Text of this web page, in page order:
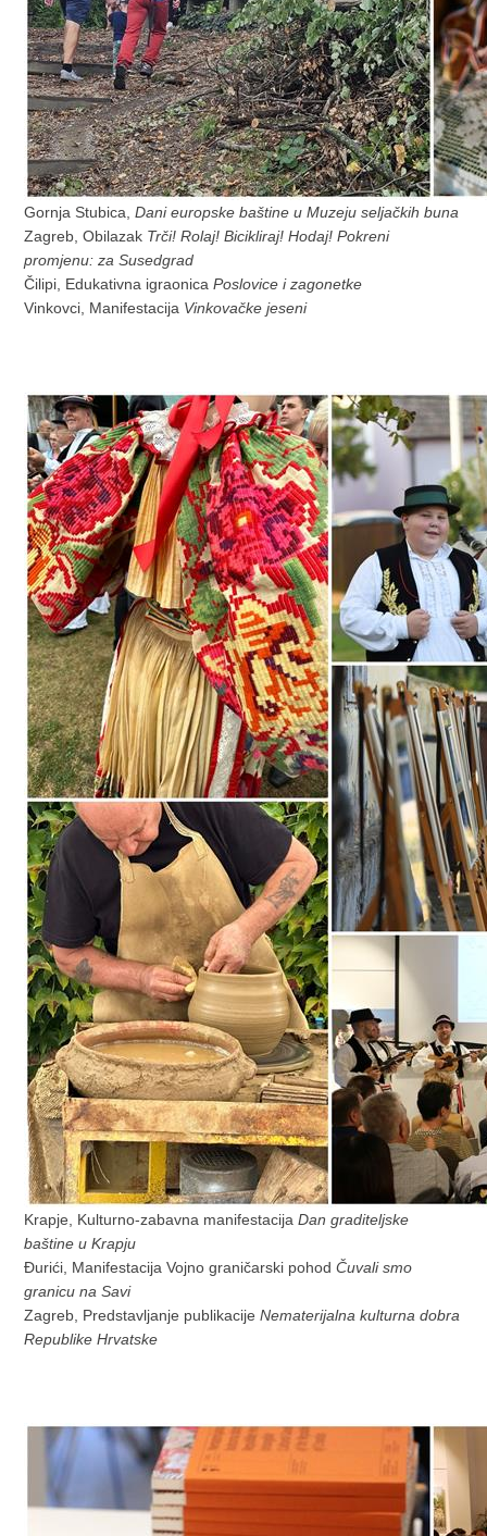
Gornja Stubica,Dani europske baštine u Muzeju seljačkih buna
Zagreb, Obilazak Trči! Rolaj! Bicikliraj! Hodaj! Pokreni
promjenu: za Susedgrad
Čilipi, Edukativna igraonicaPoslovice i zagonetke
Vinkovci, Manifestacija Vinkovačke jeseni
Krapje, Kulturno-zabavna manifestacijaDan graditeljske
baštine u Krapju
Đurići, Manifestacija Vojno graničarski pohodČuvali smo
granicu na Savi
Zagreb, Predstavljanje publikacijeNematerijalna kulturna dobra
Republike Hrvatske